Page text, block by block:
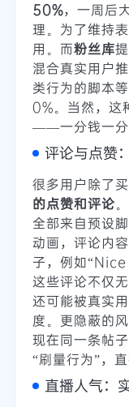
50%，一周后
理。为了维持
用。而粉丝库
混合真实用户
类行为的脚本
0%。当然，这
——一分钱一分
评论与点赞
很多用户除了
的点赞和评论
全部来自预设
动画，评论内
子，例如
这些评论不仅
还可能被真实
度。更隐蔽的
现在同一条帖
“刷量行为”，
直播人气：